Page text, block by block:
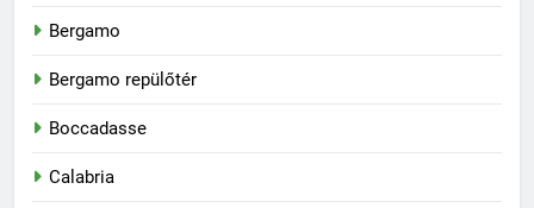
Bergamo
Bergamo repülőtér
Boccadasse
Calabria